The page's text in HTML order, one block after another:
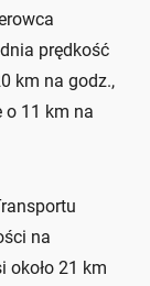
prędkość
km na godz.,
o 11 km na
na
około 21 km